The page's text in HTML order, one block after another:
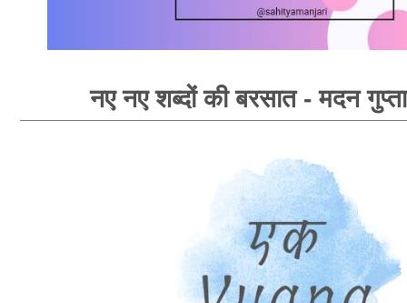
नए नए शब्दों की बरसात - मदन